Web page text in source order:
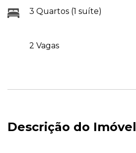
3 Quartos (1 suíte)
2 Vagas
Descrição do Imóvel